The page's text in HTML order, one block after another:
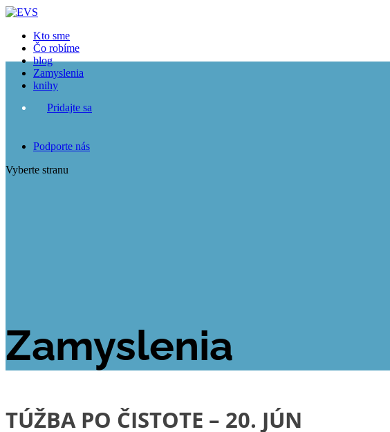
Close
Kto sme
Čo robíme
blog
Zamyslenia
knihy
Pridajte sa
Podporte nás
Vyberte stranu
Zamyslenia
TÚŽBA PO ČISTOTE – 20. JÚN